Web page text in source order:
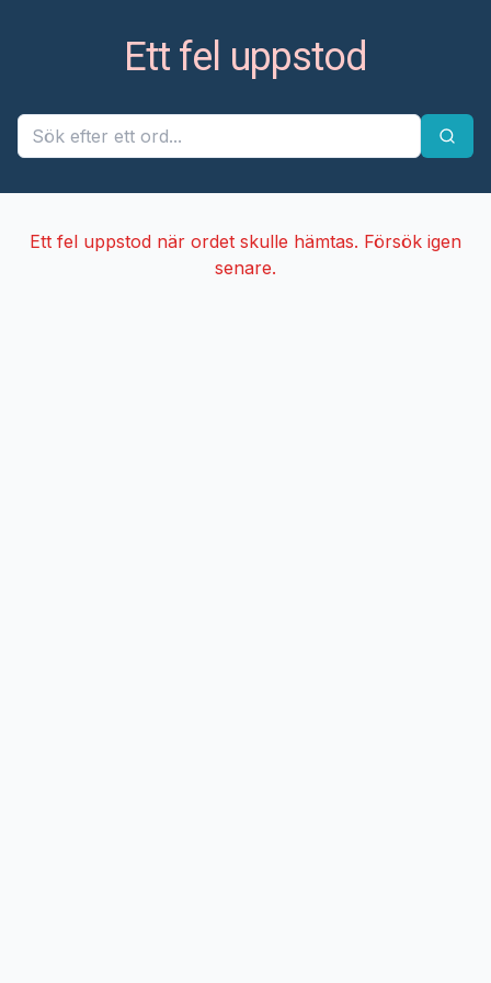
Ett fel uppstod
Ett fel uppstod när ordet skulle hämtas. Försök igen
senare.